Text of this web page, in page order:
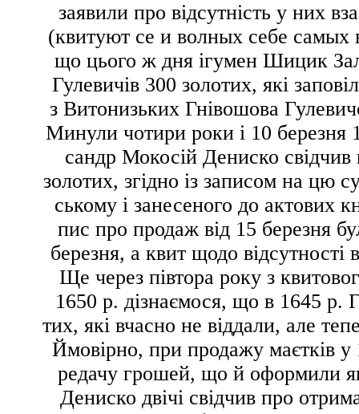
заявили про відсутність у них
(квитуют се и волных себе самых
що цього ж дня ігумен Шицик
Гулевичів 300 золотих, які
з Витонизьких Гнівошова
Минули чотири роки і 10 березня
сандр Мокосій Дениско свідчив
золотих, згідно із записом на цю
ському і занесеного до актових
пис про продаж від 15 березня
березня, а квит щодо
Ще через півтора року з
1650 р. дізнаємося, що в 1645 р.
тих, які вчасно не віддали, але
Ймовірно, при продажу маєтків у
редачу грошей, що й оформили
Дениско двічі свідчив про